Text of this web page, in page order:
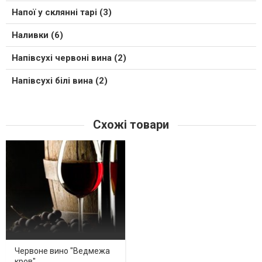
Напої у склянні тарі (3)
Наливки (6)
Напівсухі червоні вина (2)
Напівсухі білі вина (2)
Схожі товари
Червоне вино "Ведмежа